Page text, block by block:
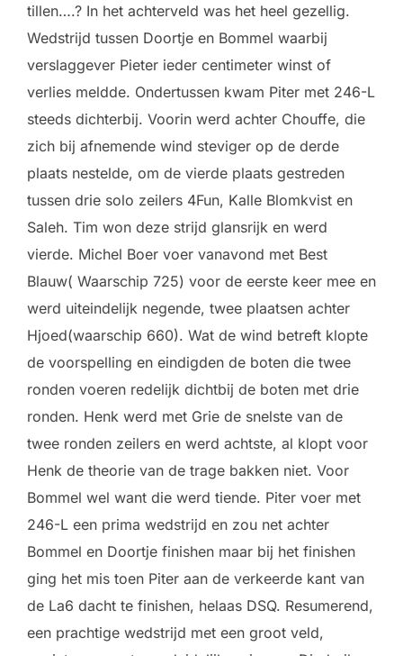
tillen….? In het achterveld was het heel gezellig.
Wedstrijd tussen Doortje en Bommel waarbij
verslaggever Pieter ieder centimeter winst of
verlies meldde. Ondertussen kwam Piter met 246-L
steeds dichterbij. Voorin werd achter Chouffe, die
zich bij afnemende wind steviger op de derde
plaats nestelde, om de vierde plaats gestreden
tussen drie solo zeilers 4Fun, Kalle Blomkvist en
Saleh. Tim won deze strijd glansrijk en werd
vierde. Michel Boer voer vanavond met Best
Blauw( Waarschip 725) voor de eerste keer mee en
werd uiteindelijk negende, twee plaatsen achter
Hjoed(waarschip 660). Wat de wind betreft klopte
de voorspelling en eindigden de boten die twee
ronden voeren redelijk dichtbij de boten met drie
ronden. Henk werd met Grie de snelste van de
twee ronden zeilers en werd achtste, al klopt voor
Henk de theorie van de trage bakken niet. Voor
Bommel wel want die werd tiende. Piter voer met
246-L een prima wedstrijd en zou net achter
Bommel en Doortje finishen maar bij het finishen
ging het mis toen Piter aan de verkeerde kant van
de La6 dacht te finishen, helaas DSQ. Resumerend,
een prachtige wedstrijd met een groot veld,